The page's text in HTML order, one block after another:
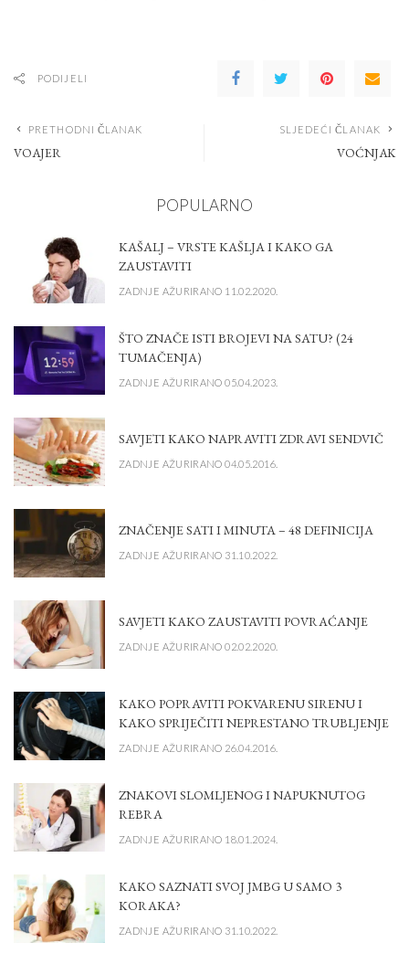
PODIJELI
PRETHODNI ČLANAK
VOAJER
SLJEDEĆI ČLANAK
VOĆNJAK
POPULARNO
KAŠALJ – VRSTE KAŠLJA I KAKO GA
ZAUSTAVITI
ZADNJE AŽURIRANO 11.02.2020.
ŠTO ZNAČE ISTI BROJEVI NA SATU? (24
TUMAČENJA)
ZADNJE AŽURIRANO 05.04.2023.
SAVJETI KAKO NAPRAVITI ZDRAVI SENDVIČ
ZADNJE AŽURIRANO 04.05.2016.
ZNAČENJE SATI I MINUTA – 48 DEFINICIJA
ZADNJE AŽURIRANO 31.10.2022.
SAVJETI KAKO ZAUSTAVITI POVRAĆANJE
ZADNJE AŽURIRANO 02.02.2020.
KAKO POPRAVITI POKVARENU SIRENU I
KAKO SPRIJEČITI NEPRESTANO TRUBLJENJE
ZADNJE AŽURIRANO 26.04.2016.
ZNAKOVI SLOMLJENOG I NAPUKNUTOG
REBRA
ZADNJE AŽURIRANO 18.01.2024.
KAKO SAZNATI SVOJ JMBG U SAMO 3
KORAKA?
ZADNJE AŽURIRANO 31.10.2022.